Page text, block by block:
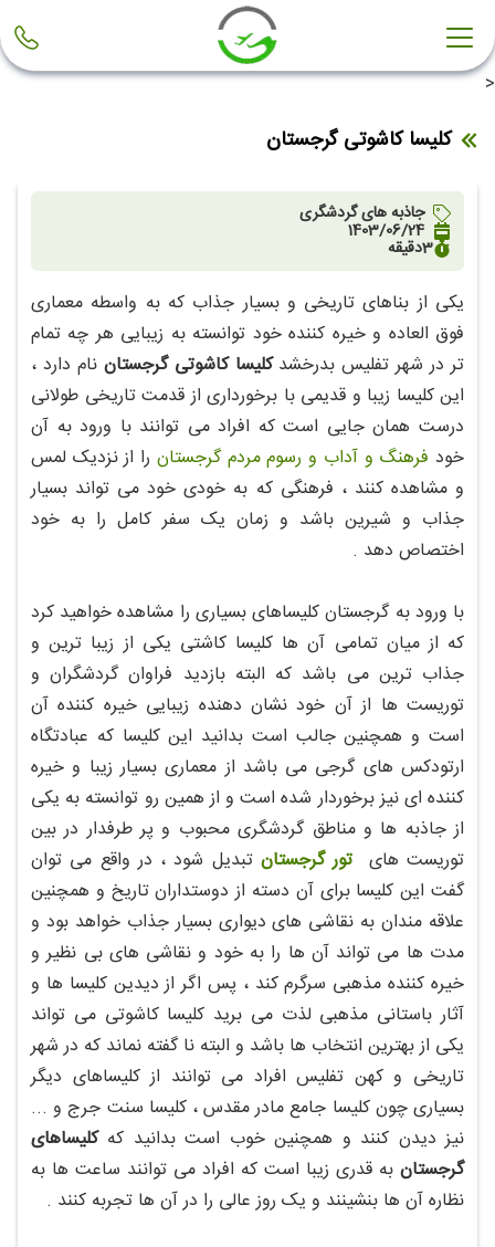
<
کلیسا کاشوتی گرجستان
جاذبه های گردشگری
1403/06/24
3دقیقه
یکی از بناهای تاریخی و بسیار جذاب که به واسطه معماری
فوق العاده و خیره کننده خود توانسته به زیبایی هر چه تمام
تر در شهر تفلیس بدرخشدکلیسا کاشوتی گرجستان نام دارد ،
این کلیسا زیبا و قدیمی با برخورداری از قدمت تاریخی طولانی
درست همان جایی است که افراد می توانند با ورود به آن
خود فرهنگ و آداب و رسوم مردم گرجستان را از نزدیک لمس
و مشاهده کنند ، فرهنگی که به خودی خود می تواند بسیار
جذاب و شیرین باشد و زمان یک سفر کامل را به خود
اختصاص دهد .
با ورود به گرجستان کلیساهای بسیاری را مشاهده خواهید کرد
که از میان تمامی آن ها کلیسا کاشتی یکی از زیبا ترین و
جذاب ترین می باشد که البته بازدید فراوان گردشگران و
توریست ها از آن خود نشان دهنده زیبایی خیره کننده آن
است و همچنین جالب است بدانید این کلیسا که عبادتگاه
ارتودکس های گرجی می باشد از معماری بسیار زیبا و خیره
کننده ای نیز برخوردار شده است و از همین رو توانسته به یکی
از جاذبه ها و مناطق گردشگری محبوب و پر طرفدار در بین
توریست های تور گرجستان تبدیل شود ، در واقع می توان
گفت این کلیسا برای آن دسته از دوستداران تاریخ و همچنین
علاقه مندان به نقاشی های دیواری بسیار جذاب خواهد بود و
مدت ها می تواند آن ها را به خود و نقاشی های بی نظیر و
خیره کننده مذهبی سرگرم کند ، پس اگر از دیدین کلیسا ها و
آثار باستانی مذهبی لذت می برید کلیسا کاشوتی می تواند
یکی از بهترین انتخاب ها باشد و البته نا گفته نماند که در شهر
تاریخی و کهن تفلیس افراد می توانند از کلیساهای دیگر
بسیاری چون کلیسا جامع مادر مقدس ، کلیسا سنت جرج و ...
نیز دیدن کنند و همچنین خوب است بدانید کهکلیساهای
گرجستان به قدری زیبا است که افراد می توانند ساعت ها به
نظاره آن ها بنشینند و یک روز عالی را در آن ها تجربه کنند .